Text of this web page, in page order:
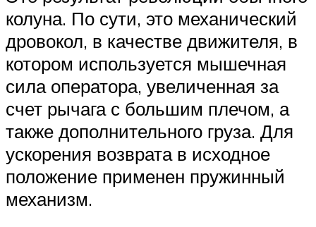
колуна. По сути, это механический
дровокол, в качестве движителя, в
котором используется мышечная
сила оператора, увеличенная за
счет рычага с большим плечом, а
также дополнительного груза. Для
ускорения возврата в исходное
положение применен пружинный
механизм.